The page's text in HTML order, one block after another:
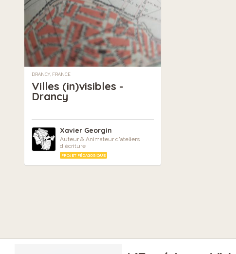
DRANCY, FRANCE
Villes (in)visibles -
Drancy
Xavier Georgin
Auteur & Animateur d'ateliers
d'écriture
PROJET PÉDAGOGIQUE